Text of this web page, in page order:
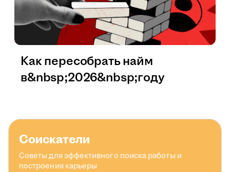
Как пересобрать найм
в&nbsp;2026&nbsp;году
Соискатели
Советы для эффективного поиска работы и
построения карьеры